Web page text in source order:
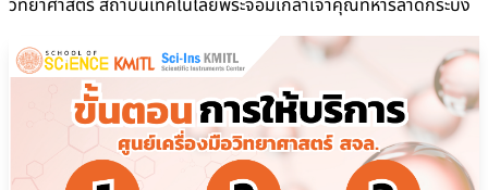
วิทยาศาสตร์ สถาบันเทคโนโลยีพระจอมเกล้าเจ้าคุณทหารลาดกระบัง